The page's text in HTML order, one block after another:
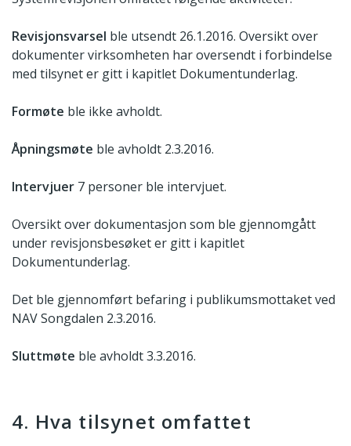
Revisjonsvarsel ble utsendt 26.1.2016. Oversikt over
dokumenter virksomheten har oversendt i forbindelse
med tilsynet er gitt i kapitlet Dokumentunderlag.
Formøte ble ikke avholdt.
Åpningsmøte ble avholdt 2.3.2016.
Intervjuer 7 personer ble intervjuet.
Oversikt over dokumentasjon som ble gjennomgått
under revisjonsbesøket er gitt i kapitlet
Dokumentunderlag.
Det ble gjennomført befaring i publikumsmottaket ved
NAV Songdalen 2.3.2016.
Sluttmøte ble avholdt 3.3.2016.
4. Hva tilsynet omfattet